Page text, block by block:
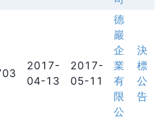
2017-
04-13
2017-
05-11
德
巖
企
業
有
限
公
決
標
公
告